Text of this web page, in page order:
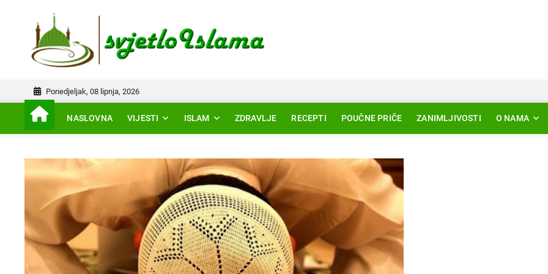
Ponedjeljak, 08 lipnja, 2026
NASLOVNA VIJESTI ISLAM ZDRAVLJE RECEPTI POUČNE PRIČE ZANIMLJIVOSTI O NAMA